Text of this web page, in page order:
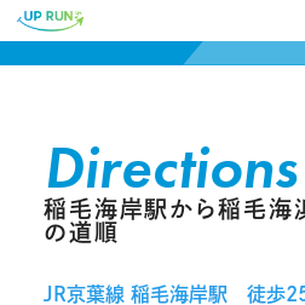
Directions
稲毛海岸駅から稲毛海
の道順
JR京葉線 稲毛海岸駅 徒